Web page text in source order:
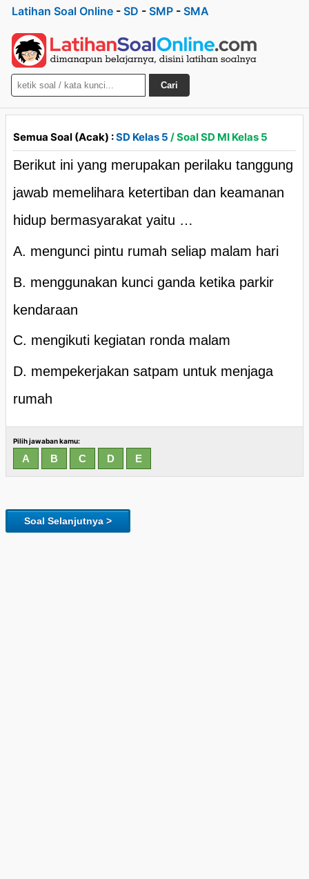
Latihan Soal Online - SD - SMP - SMA
Cari
Semua Soal (Acak) :SD Kelas 5 / Soal SD MI Kelas 5
Berikut ini yang merupakan perilaku tanggung
jawab memelihara ketertiban dan keamanan
hidup bermasyarakat yaitu …
A. mengunci pintu rumah seliap malam hari
B. menggunakan kunci ganda ketika parkir
kendaraan
C. mengikuti kegiatan ronda malam
D. mempekerjakan satpam untuk menjaga
rumah
Pilih jawaban kamu:
Soal Selanjutnya >